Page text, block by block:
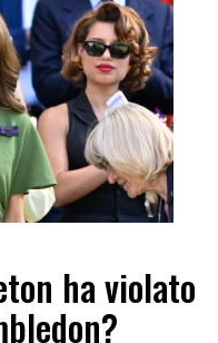
ha violato